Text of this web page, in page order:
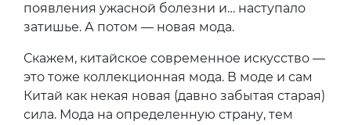
появления ужасной болезни и… наступало
затишье. А потом — новая мода.
Скажем, китайское современное искусство —
это тоже коллекционная мода. В моде и сам
Китай как некая новая (давно забытая старая)
сила. Мода на определенную страну, тем